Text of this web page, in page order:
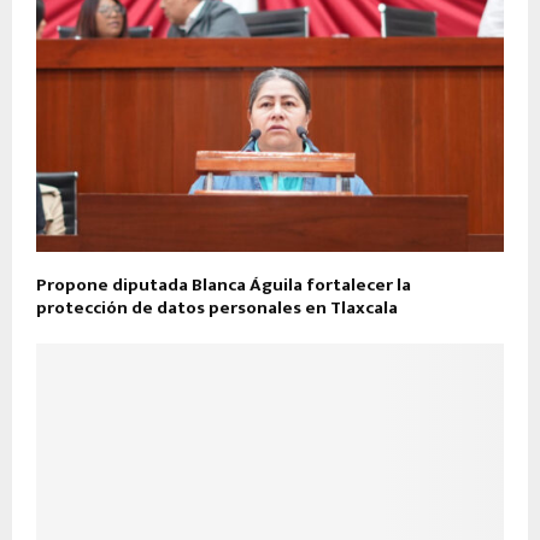
Propone diputada Blanca Águila fortalecer la
protección de datos personales en Tlaxcala